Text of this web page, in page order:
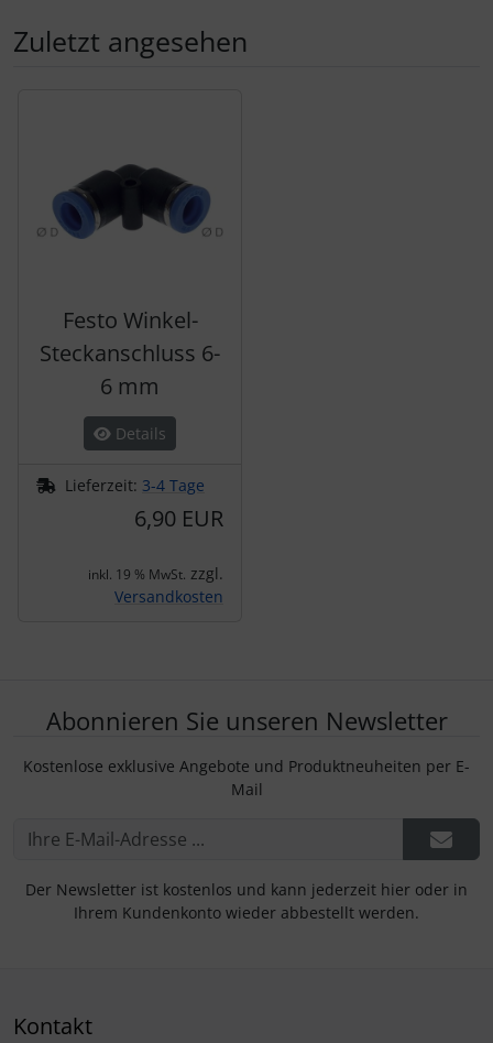
Zuletzt angesehen
Festo Winkel-
Steckanschluss 6-
6 mm
Details
Lieferzeit: 3-4 Tage
6,90 EUR
inkl. 19 % MwSt. zzgl.
Versandkosten
Abonnieren Sie unseren Newsletter
Kostenlose exklusive Angebote und Produktneuheiten per E-
Mail
Der Newsletter ist kostenlos und kann jederzeit hier oder in
Ihrem Kundenkonto wieder abbestellt werden.
Kontakt